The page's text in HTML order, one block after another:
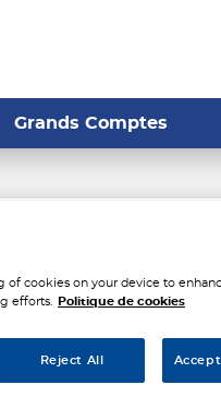
Grands Comptes
à
of cookies on your device to
efforts.
Politique de cookies
Reject All